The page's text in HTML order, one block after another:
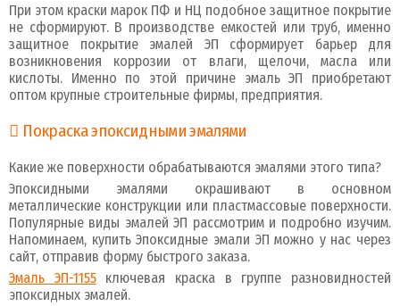
При этом краски марок ПФ и НЦ подобное защитное покрытие
не сформируют. В производстве емкостей или труб, именно
защитное покрытие эмалей ЭП сформирует барьер для
возникновения коррозии от влаги, щелочи, масла или
кислоты. Именно по этой причине эмаль ЭП приобретают
оптом крупные строительные фирмы, предприятия.
Покраска эпоксидными эмалями
Какие же поверхности обрабатываются эмалями этого типа?
Эпоксидными эмалями окрашивают в основном
металлические конструкции или пластмассовые поверхности.
Популярные виды эмалей ЭП рассмотрим и подробно изучим.
Напоминаем, купить Эпоксидные эмали ЭП можно у нас через
сайт, отправив форму быстрого заказа.
Эмаль ЭП-1155ключевая краска в группе разновидностей
эпоксидных эмалей.